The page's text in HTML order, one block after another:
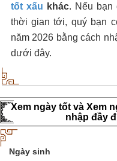
tốt xấu khác. Nếu bạn
thời gian tới, quý bạn
năm 2026 bằng cách
dưới đây.
Xem ngày tốt và Xem
nhập đầy
Ngày sinh